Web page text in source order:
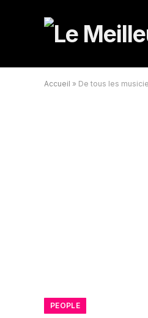
Accueil » De tous les
PEOPLE